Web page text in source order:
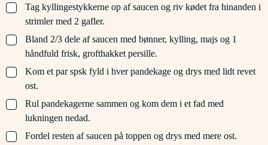
▢
Tag kyllingestykkerne op af saucen og riv kødet fra hinanden i
strimler med 2 gafler.
▢
Bland 2/3 dele af saucen med bønner, kylling, majs og 1
håndfuld frisk, grofthakket persille.
▢
Kom et par spsk fyld i hver pandekage og drys med lidt revet
ost.
▢
Rul pandekagerne sammen og kom dem i et fad med
lukningen nedad.
▢
Fordel resten af saucen på toppen og drys med mere ost.